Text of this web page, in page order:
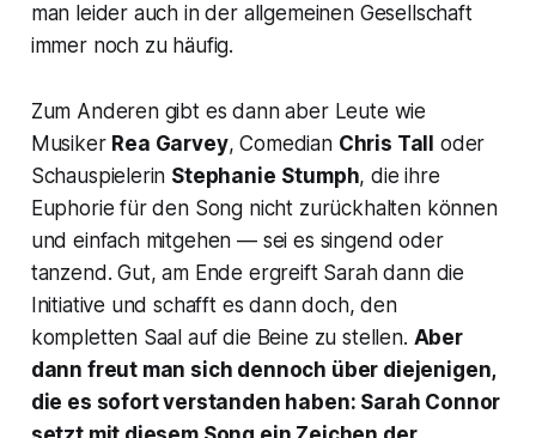
man leider auch in der allgemeinen Gesellschaft
immer noch zu häufig.
Zum Anderen gibt es dann aber Leute wie
Musiker Rea Garvey, Comedian Chris Tall
oder
Schauspielerin Stephanie Stumph, die ihre
Euphorie für den Song nicht zurückhalten können
und einfach mitgehen — sei es singend oder
tanzend. Gut, am Ende ergreift Sarah dann die
Initiative und schafft es dann doch, den
kompletten Saal auf die Beine zu stellen. Aber
dann freut man sich dennoch über diejenigen,
die es sofort verstanden haben: Sarah Connor